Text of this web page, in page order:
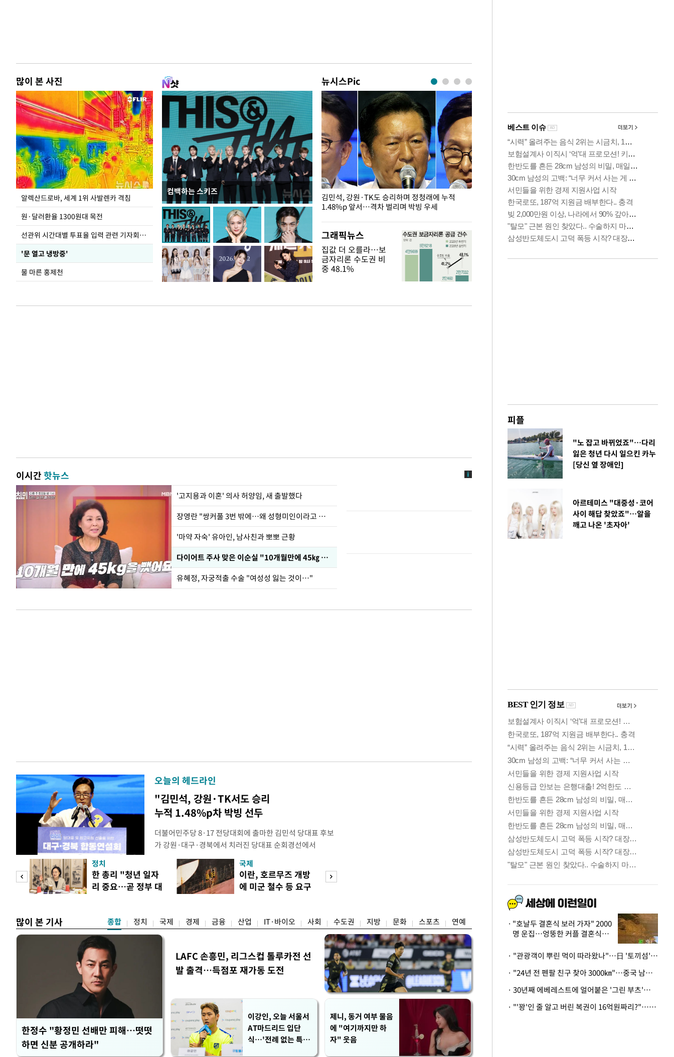
많이 본 사진
알렉산드로바, 세계 1위 사발렌카 격침
원·달러환율 1300원대 목전
선관위 시간대별 투표율 입력 관련 기자회견하는 주진우 의원
'문 열고 냉방중'
물 마른 홍제천
컴백하는 스키즈
뉴시스Pic
극한 폭염에 바닥 드러난 홍제천…물고기 떼죽음
도
김민석, 강원·TK도 승리하며 정청래에 누적
1.48%p 앞서…격차 벌리며 박빙 우세
용산·강남·서초 유휴부지까지…세제 이은 '영끌'
공급대책 윤곽
폭염 속 주말 풍
그래픽뉴스
집값 더 오를라…보
금자리론 수도권 비
중 48.1%
이시간핫뉴스
'고지용과 이혼' 의사 허양임, 새 출발했다
장영란 "쌍커풀 3번 밖에…왜 성형미인이라고 하냐"
'마약 자숙' 유아인, 남사친과 뽀뽀 근황
다이어트 주사 맞은 이순실 "10개월만에 45㎏ 감량"
유혜정, 자궁적출 수술 "여성성 잃는 것이…"
오늘의 헤드라인
"김민석, 강원·TK서도 승리
누적 1.48%p차 박빙 선두
더불어민주당 8·17 전당대회에 출마한 김민석 당대표 후보
가 강원·대구·경북에서 치러진 당대표 순회경선에서
48.54%(1만8977표)를 얻어 상대 경쟁주자인 정청래 후보
를 1622표(4.14%p) 차로 제치고 1위를 차지했다. 전날 제주
·인천 권리당원 투표에서도 김 후보가 앞섰다. 이에 따라 누
적 합산(가중치 미반영)에서도 김 후보(46.01%)가
피
정치
한 총리 "청년 일자
리 중요…곧 정부 대
국제
이란, 호르무즈 개방
에 미군 철수 등 요구
금융
피…거래대금 올해
최저
많이 본 기사 종합 정치 국제 경제 금융 산업 IT·바이오 사회 수도권 지방 문화 스포츠 연예
한정수 "황정민 선배만 피해…떳떳
하면 신분 공개하라"
LAFC 손흥민, 리그스컵 톨루카전 선
발 출격…득점포 재가동 도전
이강인, 오늘 서울서
AT마드리드 입단
식…'전례 없는 특급
제니, 동거 여부 물음
에 "여기까지만 하
자" 웃음
피플
"노 잡고 바뀌었죠"…다리
잃은 청년 다시 일으킨 카누
[당신 옆 장애인]
아르테미스 "대중성·코어
사이 해답 찾았죠"…알을
깨고 나온 '초자아'
"호날두 결혼식 보러 가자" 2000
명 운집…엉뚱한 커플 결혼식에
· "관광객이 뿌린 먹이 따라왔나"…日 '토끼섬' 멧돼지, 토끼까지 사냥
· "24년 전 펜팔 친구 찾아 3000㎞"…중국 남성 사연에 '뭉클'
· 30년째 에베레스트에 얼어붙은 '그린 부츠'…드디어 가족 품으로
· "'꽝'인 줄 알고 버린 복권이 16억원짜리?"…극적으로 되찾은 사연